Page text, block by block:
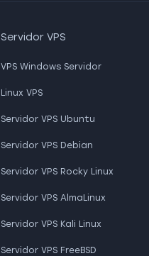
Servidor VPS
VPS Windows Servidor
Linux VPS
Servidor VPS Ubuntu
Servidor VPS Debian
Servidor VPS Rocky Linux
Servidor VPS AlmaLinux
Servidor VPS Kali Linux
Servidor VPS FreeBSD